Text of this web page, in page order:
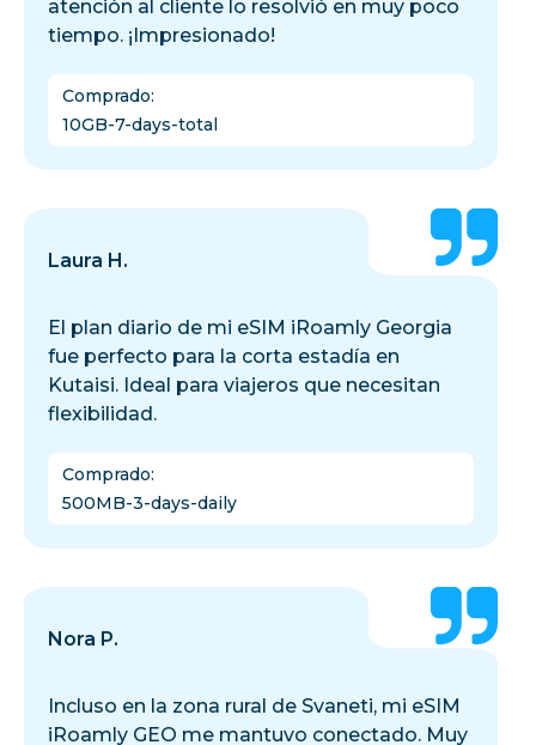
atención al cliente lo resolvió en muy poco
tiempo. ¡Impresionado!
Comprado:
10GB-7-days-total
Laura H.
El plan diario de mi eSIM iRoamly Georgia
fue perfecto para la corta estadía en
Kutaisi. Ideal para viajeros que necesitan
flexibilidad.
Comprado:
500MB-3-days-daily
Nora P.
Incluso en la zona rural de Svaneti, mi eSIM
iRoamly GEO me mantuvo conectado. Muy